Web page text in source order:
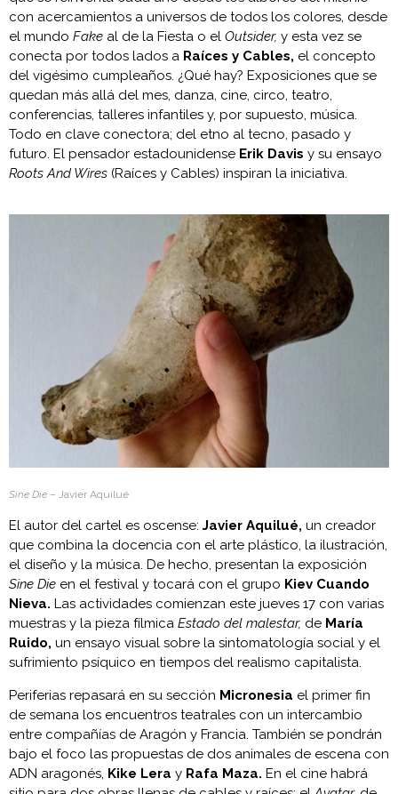
con acercamientos a universos de todos los colores, desde
el mundo Fake al de la Fiesta o el Outsider, y esta vez se
conecta por todos lados a Raíces y Cables, el concepto
del vigésimo cumpleaños. ¿Qué hay? Exposiciones que se
quedan más allá del mes, danza, cine, circo, teatro,
conferencias, talleres infantiles y, por supuesto, música.
Todo en clave conectora; del etno al tecno, pasado y
futuro. El pensador estadounidense Erik Davis y su ensayo
Roots And Wires (Raíces y Cables) inspiran la iniciativa.
Sine Die – Javier Aquilué
El autor del cartel es oscense: Javier Aquilué, un creador
que combina la docencia con el arte plástico, la ilustración,
el diseño y la música. De hecho, presentan la exposición
Sine Die en el festival y tocará con el grupo Kiev Cuando
Nieva. Las actividades comienzan este jueves 17 con varias
muestras y la pieza fílmica Estado del malestar, de María
Ruido, un ensayo visual sobre la sintomatología social y el
sufrimiento psíquico en tiempos del realismo capitalista.
Periferias repasará en su sección Micronesia el primer fin
de semana los encuentros teatrales con un intercambio
entre compañías de Aragón y Francia. También se pondrán
bajo el foco las propuestas de dos animales de escena con
ADN aragonés, Kike Lera y Rafa Maza. En el cine habrá